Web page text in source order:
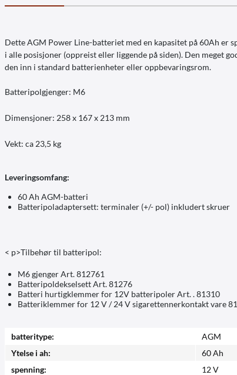
Dette AGM Power Line-batteriet med en kapasitet på 60Ah
i alle posisjoner (oppreist eller liggende på siden). Den meget
den inn i standard batterienheter eller oppbevaringsrom.
Batteripolgjenger: M6
Dimensjoner: 258 x 167 x 213 mm
Vekt: ca 23,5 kg
Leveringsomfang:
60 Ah AGM-batteri
Batteripoladaptersett: terminaler (+/- pol) inkludert skruer
< p>Tilbehør til batteripol:
M6 gjenger Art. 812761
Batteripoldekselsett Art. 81276
Batteri hurtigklemmer for 12V batteripoler Art. . 81310
Batteriklemmer for 12 V / 24 V sigarettennerkontakt vare
batteritype:
AGM
Ytelse i ah:
60 Ah
spenning:
12 V